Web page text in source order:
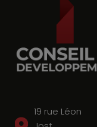
19 rue Léon